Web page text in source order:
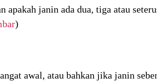
janin ada dua, tiga atau
)
awal, atau bahkan jika janin